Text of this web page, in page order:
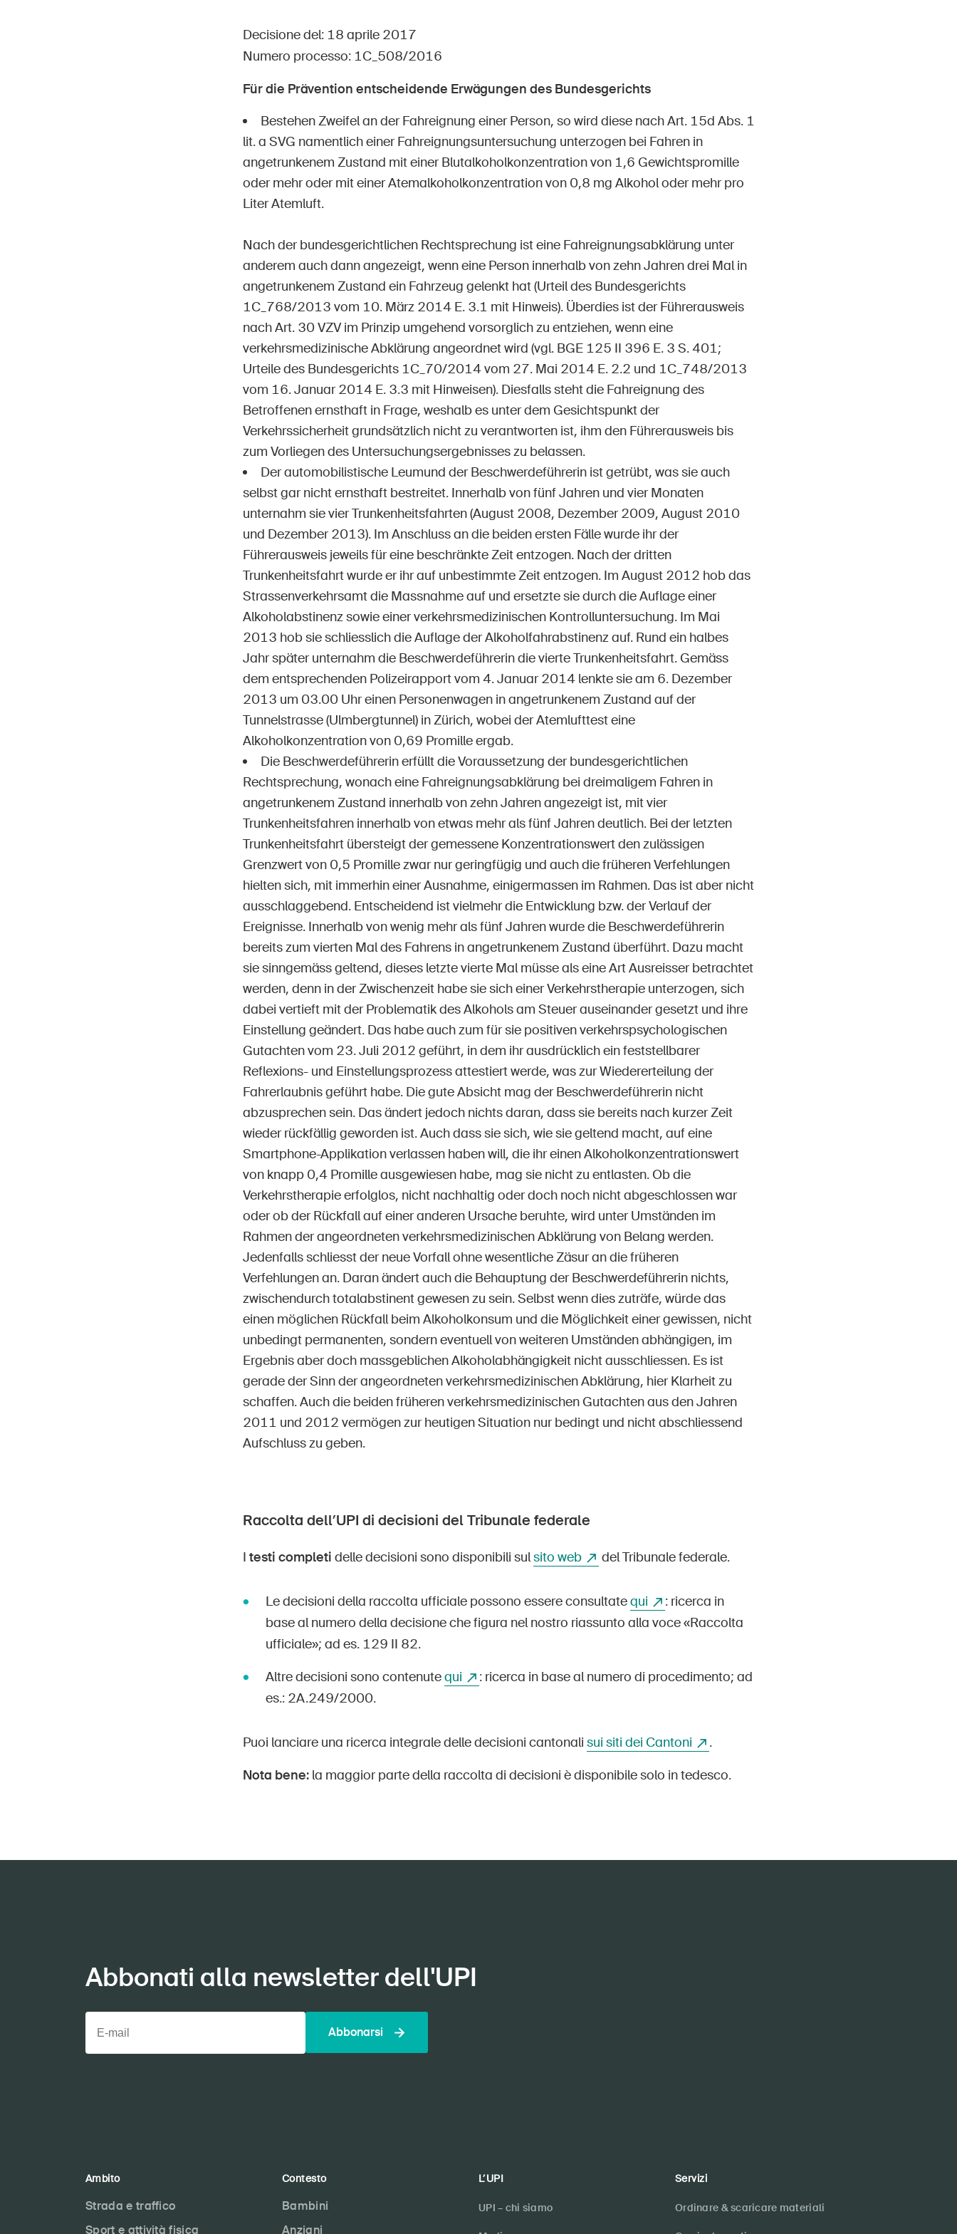
Decisione del: 18 aprile 2017
Numero processo: 1C_508/2016
Für die Prävention entscheidende Erwägungen des Bundesgerichts
Bestehen Zweifel an der Fahreignung einer Person, so wird diese nach Art. 15d Abs. 1
lit. a SVG namentlich einer Fahreignungsuntersuchung unterzogen bei Fahren in
angetrunkenem Zustand mit einer Blutalkoholkonzentration von 1,6 Gewichtspromille
oder mehr oder mit einer Atemalkoholkonzentration von 0,8 mg Alkohol oder mehr pro
Liter Atemluft.
Nach der bundesgerichtlichen Rechtsprechung ist eine Fahreignungsabklärung unter
anderem auch dann angezeigt, wenn eine Person innerhalb von zehn Jahren drei Mal in
angetrunkenem Zustand ein Fahrzeug gelenkt hat (Urteil des Bundesgerichts
1C_768/2013 vom 10. März 2014 E. 3.1 mit Hinweis). Überdies ist der Führerausweis
nach Art. 30 VZV im Prinzip umgehend vorsorglich zu entziehen, wenn eine
verkehrsmedizinische Abklärung angeordnet wird (vgl. BGE 125 II 396 E. 3 S. 401;
Urteile des Bundesgerichts 1C_70/2014 vom 27. Mai 2014 E. 2.2 und 1C_748/2013
vom 16. Januar 2014 E. 3.3 mit Hinweisen). Diesfalls steht die Fahreignung des
Betroffenen ernsthaft in Frage, weshalb es unter dem Gesichtspunkt der
Verkehrssicherheit grundsätzlich nicht zu verantworten ist, ihm den Führerausweis bis
zum Vorliegen des Untersuchungsergebnisses zu belassen.
Der automobilistische Leumund der Beschwerdeführerin ist getrübt, was sie auch
selbst gar nicht ernsthaft bestreitet. Innerhalb von fünf Jahren und vier Monaten
unternahm sie vier Trunkenheitsfahrten (August 2008, Dezember 2009, August 2010
und Dezember 2013). Im Anschluss an die beiden ersten Fälle wurde ihr der
Führerausweis jeweils für eine beschränkte Zeit entzogen. Nach der dritten
Trunkenheitsfahrt wurde er ihr auf unbestimmte Zeit entzogen. Im August 2012 hob das
Strassenverkehrsamt die Massnahme auf und ersetzte sie durch die Auflage einer
Alkoholabstinenz sowie einer verkehrsmedizinischen Kontrolluntersuchung. Im Mai
2013 hob sie schliesslich die Auflage der Alkoholfahrabstinenz auf. Rund ein halbes
Jahr später unternahm die Beschwerdeführerin die vierte Trunkenheitsfahrt. Gemäss
dem entsprechenden Polizeirapport vom 4. Januar 2014 lenkte sie am 6. Dezember
2013 um 03.00 Uhr einen Personenwagen in angetrunkenem Zustand auf der
Tunnelstrasse (Ulmbergtunnel) in Zürich, wobei der Atemlufttest eine
Alkoholkonzentration von 0,69 Promille ergab.
Die Beschwerdeführerin erfüllt die Voraussetzung der bundesgerichtlichen
Rechtsprechung, wonach eine Fahreignungsabklärung bei dreimaligem Fahren in
angetrunkenem Zustand innerhalb von zehn Jahren angezeigt ist, mit vier
Trunkenheitsfahren innerhalb von etwas mehr als fünf Jahren deutlich. Bei der letzten
Trunkenheitsfahrt übersteigt der gemessene Konzentrationswert den zulässigen
Grenzwert von 0,5 Promille zwar nur geringfügig und auch die früheren Verfehlungen
hielten sich, mit immerhin einer Ausnahme, einigermassen im Rahmen. Das ist aber nicht
ausschlaggebend. Entscheidend ist vielmehr die Entwicklung bzw. der Verlauf der
Ereignisse. Innerhalb von wenig mehr als fünf Jahren wurde die Beschwerdeführerin
bereits zum vierten Mal des Fahrens in angetrunkenem Zustand überführt. Dazu macht
sie sinngemäss geltend, dieses letzte vierte Mal müsse als eine Art Ausreisser betrachtet
werden, denn in der Zwischenzeit habe sie sich einer Verkehrstherapie unterzogen, sich
dabei vertieft mit der Problematik des Alkohols am Steuer auseinander gesetzt und ihre
Einstellung geändert. Das habe auch zum für sie positiven verkehrspsychologischen
Gutachten vom 23. Juli 2012 geführt, in dem ihr ausdrücklich ein feststellbarer
Reflexions- und Einstellungsprozess attestiert werde, was zur Wiedererteilung der
Fahrerlaubnis geführt habe. Die gute Absicht mag der Beschwerdeführerin nicht
abzusprechen sein. Das ändert jedoch nichts daran, dass sie bereits nach kurzer Zeit
wieder rückfällig geworden ist. Auch dass sie sich, wie sie geltend macht, auf eine
Smartphone-Applikation verlassen haben will, die ihr einen Alkoholkonzentrationswert
von knapp 0,4 Promille ausgewiesen habe, mag sie nicht zu entlasten. Ob die
Verkehrstherapie erfolglos, nicht nachhaltig oder doch noch nicht abgeschlossen war
oder ob der Rückfall auf einer anderen Ursache beruhte, wird unter Umständen im
Rahmen der angeordneten verkehrsmedizinischen Abklärung von Belang werden.
Jedenfalls schliesst der neue Vorfall ohne wesentliche Zäsur an die früheren
Verfehlungen an. Daran ändert auch die Behauptung der Beschwerdeführerin nichts,
zwischendurch totalabstinent gewesen zu sein. Selbst wenn dies zuträfe, würde das
einen möglichen Rückfall beim Alkoholkonsum und die Möglichkeit einer gewissen, nicht
unbedingt permanenten, sondern eventuell von weiteren Umständen abhängigen, im
Ergebnis aber doch massgeblichen Alkoholabhängigkeit nicht ausschliessen. Es ist
gerade der Sinn der angeordneten verkehrsmedizinischen Abklärung, hier Klarheit zu
schaffen. Auch die beiden früheren verkehrsmedizinischen Gutachten aus den Jahren
2011 und 2012 vermögen zur heutigen Situation nur bedingt und nicht abschliessend
Aufschluss zu geben.
Raccolta dell’UPI di decisioni del Tribunale federale
I testi completi delle decisioni sono disponibili sulsito web del Tribunale federale.
Le decisioni della raccolta ufficiale possono essere consultatequi
: ricerca in
base al numero della decisione che figura nel nostro riassunto alla voce «Raccolta
ufficiale»; ad es. 129 II 82.
Altre decisioni sono contenutequi
: ricerca in base al numero di procedimento; ad
es.: 2A.249/2000.
Puoi lanciare una ricerca integrale delle decisioni cantonali sui siti dei Cantoni
.
Nota bene:la maggior parte della raccolta di decisioni è disponibile solo in tedesco.
Abbonati alla newsletter dell'UPI
Abbonarsi
Ambito
Strada e traffico
Sport e attività fisica
Contesto
Bambini
Anziani
L’UPI
UPI – chi siamo
Servizi
Ordinare & scaricare materiali